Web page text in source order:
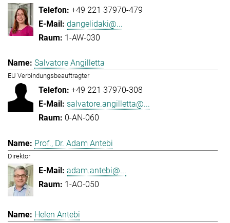
+49 221 37970-479
dangelidaki@...
1-AW-030
Salvatore Angilletta
EU Verbindungsbeauftragter
+49 221 37970-308
salvatore.angilletta@...
0-AN-060
Prof., Dr. Adam Antebi
Direktor
adam.antebi@...
1-AO-050
Helen Antebi